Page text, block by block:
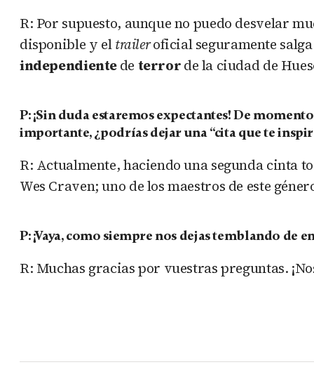
R: Por supuesto, aunque no puedo desvelar
disponible y eltraileroficial seguramente
independientede terrorde la ciudad de
P: ¡Sin duda estaremos expectantes! De
importante, ¿podrías dejar una “cita que te
R: Actualmente, haciendo una segunda cinta
Wes Craven; uno de los maestros de este
P: ¡Vaya, como siempre nos dejas temblando de
R: Muchas gracias por vuestras preguntas.